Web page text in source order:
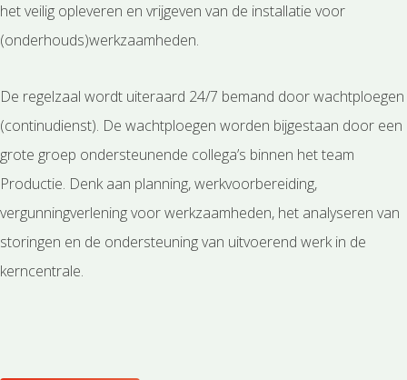
het veilig opleveren en vrijgeven van de installatie voor
(onderhouds)werkzaamheden.
De regelzaal wordt uiteraard 24/7 bemand door wachtploegen
(continudienst). De wachtploegen worden bijgestaan door een
grote groep ondersteunende collega’s binnen het team
Productie. Denk aan planning, werkvoorbereiding,
vergunningverlening voor werkzaamheden, het analyseren van
storingen en de ondersteuning van uitvoerend werk in de
kerncentrale.